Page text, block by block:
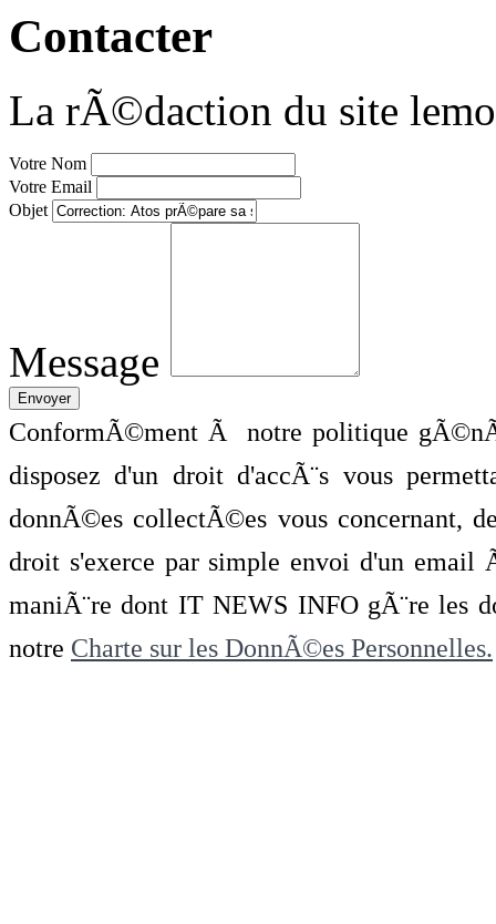
Contacter
La rÃ©daction du site
Votre Nom
Votre Email
Objet
Message
ConformÃ©ment Ã notre politique
disposez d'un droit d'accÃ¨s vous
donnÃ©es collectÃ©es vous concernant,
droit s'exerce par simple envoi d'un
maniÃ¨re dont IT NEWS INFO gÃ¨re les
notre Charte sur les DonnÃ©es Personnelles.